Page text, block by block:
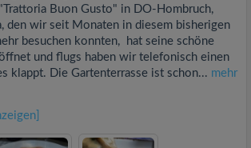
Buon Gusto" in DO-Hombruch,
den wir seit Monaten in diesem bisherigen
besuchen konnten, hat seine schöne
und flugs haben wir telefonisch einen
klappt. Die Gartenterrasse ist schon... mehr